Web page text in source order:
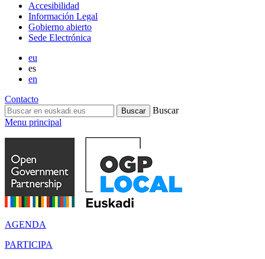
Accesibilidad
Información Legal
Gobierno abierto
Sede Electrónica
eu
es
en
Contacto
Buscar
Menu principal
AGENDA
PARTICIPA